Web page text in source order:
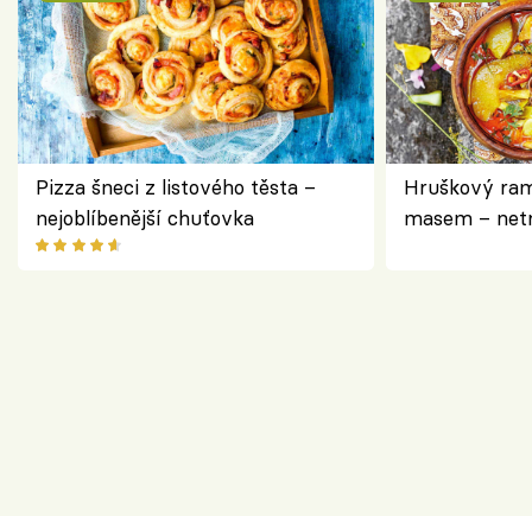
Pizza šneci z listového těsta –
nejoblíbenější chuťovka
Hruškový
masem –